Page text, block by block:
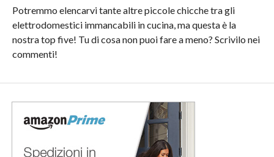
Potremmo elencarvi tante altre piccole chicche tra gli
elettrodomestici immancabili in cucina, ma questa è la
nostra top five! Tu di cosa non puoi fare a meno? Scrivilo nei
commenti!